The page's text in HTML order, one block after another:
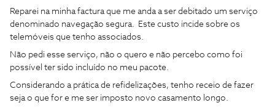
Reparei na minha factura que me anda a ser debitado um serviço
denominado navegação segura. Este custo incide sobre os
telemóveis que tenho associados.
Não pedi esse serviço, não o quero e não percebo como foi
possível ter sido incluído no meu pacote.
Considerando a prática de refidelizações, tenho receio de fazer
seja o que for e me ser imposto novo casamento longo.